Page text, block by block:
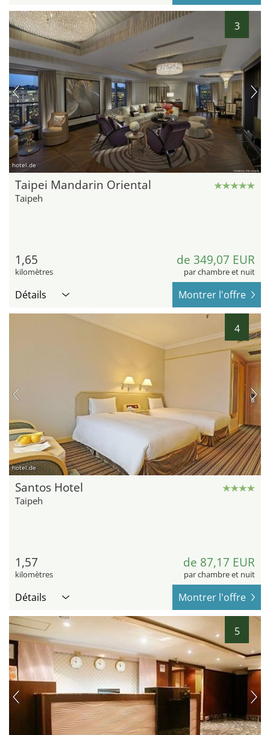
3
hotel.de
Taipei Mandarin Oriental
Taipeh
1,65
kilomètres
de 349,07 EUR
par chambre et nuit
Détails Montrer l'offre
4
hotel.de
Santos Hotel
Taipeh
1,57
kilomètres
de 87,17 EUR
par chambre et nuit
Détails Montrer l'offre
5